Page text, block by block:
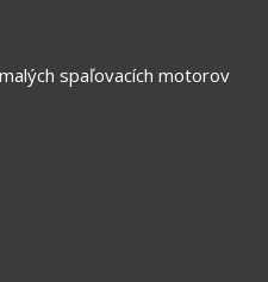
spaľovacích motorov